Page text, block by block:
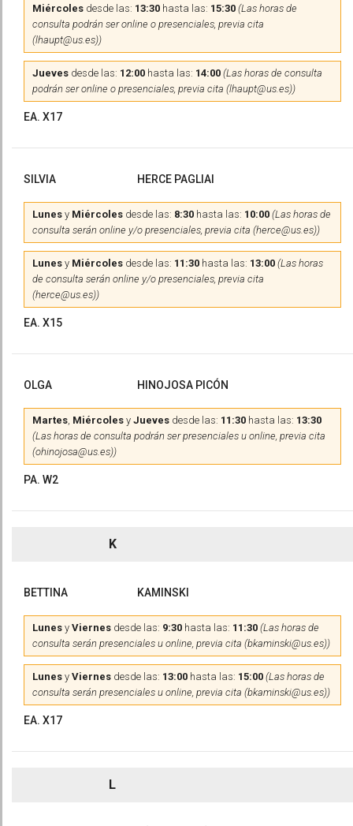
Miércoles desde las: 13:30 hasta las: 15:30 (Las horas de
consulta podrán ser online o presenciales, previa cita
(lhaupt@us.es))
Jueves desde las: 12:00 hasta las: 14:00 (Las horas de consulta
podrán ser online o presenciales, previa cita (lhaupt@us.es))
EA. X17
SILVIA HERCE PAGLIAI
Lunes y Miércoles desde las: 8:30 hasta las: 10:00 (Las horas de
consulta serán online y/o presenciales, previa cita (herce@us.es))
Lunes y Miércoles desde las: 11:30 hasta las: 13:00 (Las horas
de consulta serán online y/o presenciales, previa cita
(herce@us.es))
EA. X15
OLGA HINOJOSA PICÓN
Martes, Miércoles y Jueves desde las: 11:30 hasta las: 13:30
(Las horas de consulta podrán ser presenciales u online, previa cita
(ohinojosa@us.es))
PA. W2
K
BETTINA KAMINSKI
Lunes y Viernes desde las: 9:30 hasta las: 11:30 (Las horas de
consulta serán presenciales u online, previa cita (bkaminski@us.es))
Lunes y Viernes desde las: 13:00 hasta las: 15:00 (Las horas de
consulta serán presenciales u online, previa cita (bkaminski@us.es))
EA. X17
L